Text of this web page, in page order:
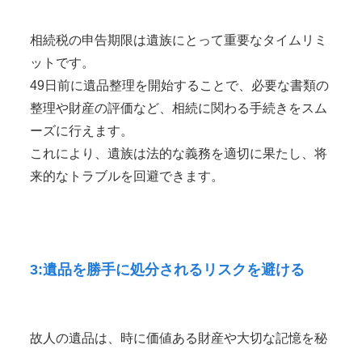
相続税の申告期限は遺族にとって重要なタイムリミ
ットです。
49日前に遺品整理を開始することで、必要な書類の
整理や財産の評価など、相続に関わる手続きをスム
ーズに行えます。
これにより、遺族は法的な義務を適切に果たし、将
来的なトラブルを回避できます。
3:遺品を勝手に処分されるリスクを避ける
故人の遺品は、時に価値ある財産や大切な記憶を秘